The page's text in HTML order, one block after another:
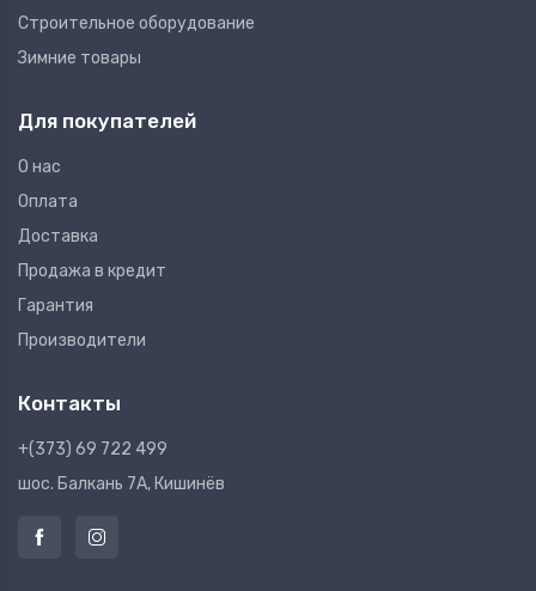
Строительное оборудование
Зимние товары
Для покупателей
О нас
Оплата
Доставка
Продажа в кредит
Гарантия
Производители
Контакты
+(373) 69 722 499
шос. Балкань 7A, Кишинёв